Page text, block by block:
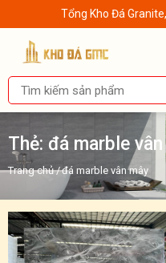
Tổng Kho Đá
Thẻ: đá marble
Trang chủ/đá marble vân mây